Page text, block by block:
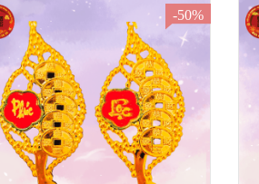
-50%